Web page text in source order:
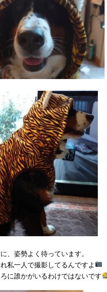
、姿勢よく待っています。
私一人で撮影してるんですよ
に誰かがいるわけではないです